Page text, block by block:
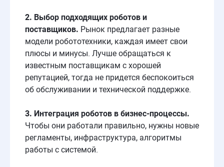
2. Выбор подходящихроботови
поставщиков. Рынок предлагает разные
модели робототехники, каждая имеет свои
плюсы и минусы. Лучше обращаться к
известным поставщикам с хорошей
репутацией, тогда не придется беспокоиться
об обслуживании и технической поддержке.
3. Интеграция роботов вбизнес-процессы.
Чтобы они работали правильно, нужны новые
регламенты, инфраструктура, алгоритмы
работы с системой.